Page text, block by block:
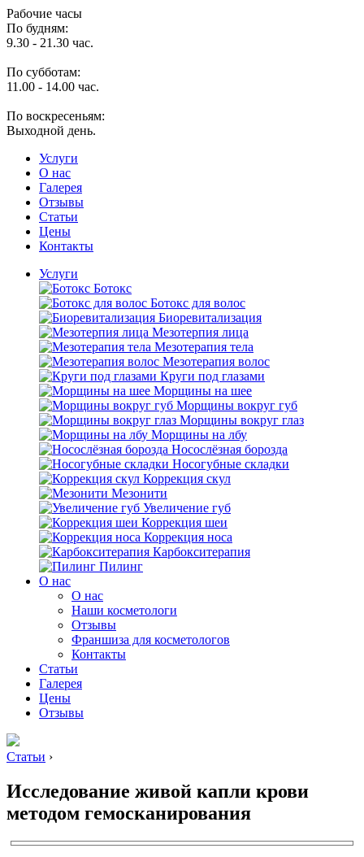
Рабочие часы
По будням:
9.30 - 21.30 час.
По субботам:
11.00 - 14.00 час.
По воскресеньям:
Выходной день.
Услуги
O нас
Галерея
Отзывы
Статьи
Цены
Контакты
Услуги
Ботокс
Ботокс для волос
Биоревитализация
Мезотерпия лица
Мезотерапия тела
Мезотерапия волос
Круги под глазами
Морщины на шее
Морщины вокруг губ
Морщины вокруг глаз
Морщины на лбу
Носослёзная борозда
Носогубные складки
Коррекция скул
Мезонити
Увеличение губ
Коррекция шеи
Коррекция носа
Карбокситерапия
Пилинг
O нас
O нас
Наши косметологи
Отзывы
Франшиза для косметологов
Контакты
Статьи
Галерея
Цены
Отзывы
Статьи ›
Исследование живой капли крови
методом гемосканирования